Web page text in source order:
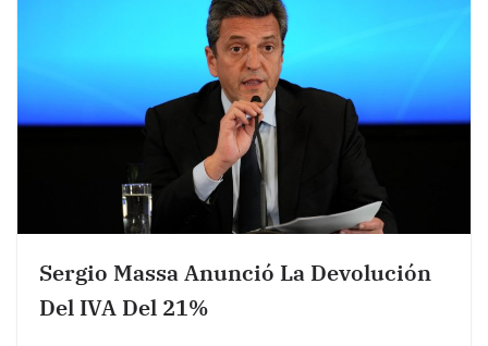
Sergio Massa Anunció La Devolución
Del IVA Del 21%